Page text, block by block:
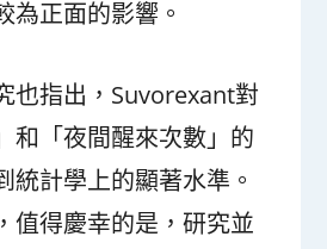
為正面的影響。
也指出，Suvorexant對
和「夜間醒來次數」的
統計學上的顯著水準。
值得慶幸的是，研究並